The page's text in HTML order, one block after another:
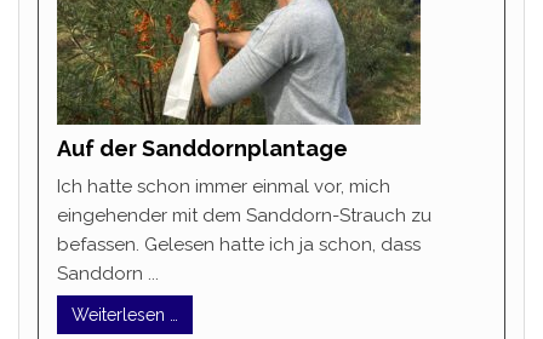
Auf der Sanddornplantage
Ich hatte schon immer einmal vor, mich
eingehender mit dem Sanddorn-Strauch zu
befassen. Gelesen hatte ich ja schon, dass
Sanddorn ...
Weiterlesen …